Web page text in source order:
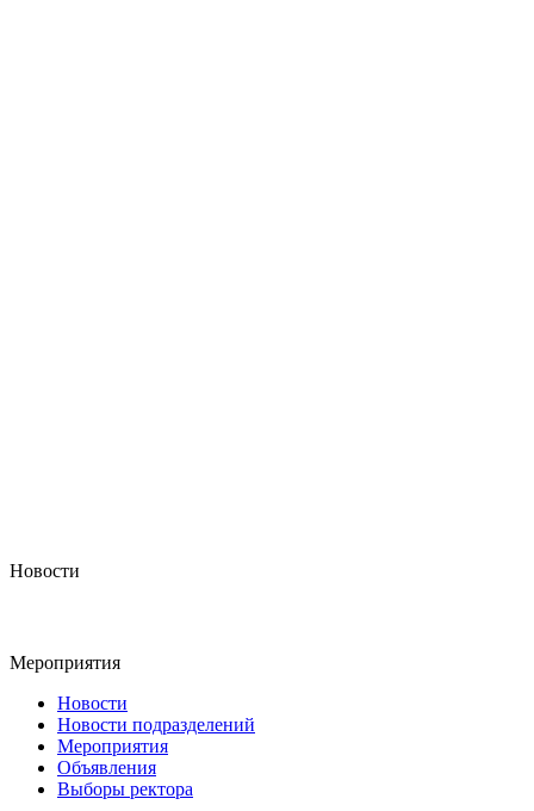
Новости
Мероприятия
Новости
Новости подразделений
Мероприятия
Объявления
Выборы ректора